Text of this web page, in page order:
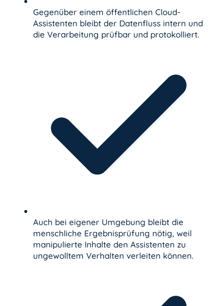
Gegenüber einem öffentlichen Cloud-
Assistenten bleibt der Datenfluss intern und
die Verarbeitung prüfbar und protokolliert.
Auch bei eigener Umgebung bleibt die
menschliche Ergebnisprüfung nötig, weil
manipulierte Inhalte den Assistenten zu
ungewolltem Verhalten verleiten können.